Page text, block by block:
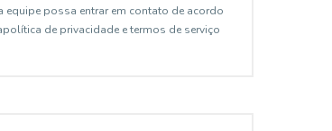
equipe possa entrar em contato de acordo
política de privacidade e termos de serviço